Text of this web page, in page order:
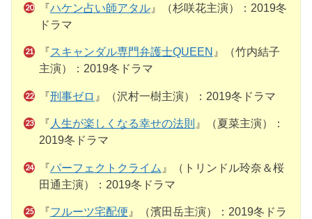
『ハケン占い師アタル』（杉咲花主演）：2019冬
ドラマ
『スキャンダル専門弁護士QUEEN 』（竹内結子
主演）：2019冬ドラマ
『刑事ゼロ 』（沢村一樹主演）：2019冬ドラマ
『 人生が楽しくなる幸せの法則 』（夏菜主演）：
2019冬ドラマ
『パーフェクトクライム 』（トリンドル玲奈＆桜
田通主演）：2019冬ドラマ
『フルーツ宅配便 』（濱田岳主演）：2019冬ドラ